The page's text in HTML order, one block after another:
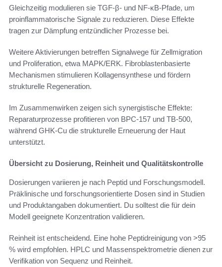
Gleichzeitig modulieren sie TGF-β- und NF-κB-Pfade, um
proinflammatorische Signale zu reduzieren. Diese Effekte
tragen zur Dämpfung entzündlicher Prozesse bei.
Weitere Aktivierungen betreffen Signalwege für Zellmigration
und Proliferation, etwa MAPK/ERK. Fibroblastenbasierte
Mechanismen stimulieren Kollagensynthese und fördern
strukturelle Regeneration.
Im Zusammenwirken zeigen sich synergistische Effekte:
Reparaturprozesse profitieren von BPC-157 und TB-500,
während GHK-Cu die strukturelle Erneuerung der Haut
unterstützt.
Übersicht zu Dosierung, Reinheit und Qualitätskontrolle
Dosierungen variieren je nach Peptid und Forschungsmodell.
Präklinische und forschungsorientierte Dosen sind in Studien
und Produktangaben dokumentiert. Du solltest die für dein
Modell geeignete Konzentration validieren.
Reinheit ist entscheidend. Eine hohe Peptidreinigung von >95
% wird empfohlen. HPLC und Massenspektrometrie dienen zur
Verifikation von Sequenz und Reinheit.